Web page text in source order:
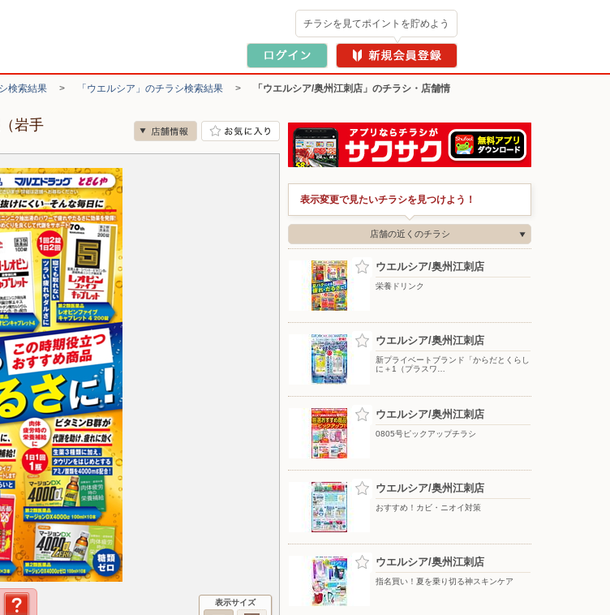
チラシを見てポイントを貯めよう
検索結果 > 「ウエルシア」のチラシ検索結果 >
「ウエルシア/奥州江刺店」のチラシ・店舗情
岩手
表示サイズ
表示変更で見たいチラシを見つけよう！
店舗の近くのチラシ
ウエルシア/奥州江刺店
栄養ドリンク
ウエルシア/奥州江刺店
新プライベートブランド「からだとくらし
に＋1（プラスワ…
ウエルシア/奥州江刺店
0805号ピックアップチラシ
ウエルシア/奥州江刺店
おすすめ！カビ・ニオイ対策
ウエルシア/奥州江刺店
指名買い！夏を乗り切る神スキンケア